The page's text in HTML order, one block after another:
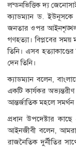
লন্ডনভিত্তিক দ্য
ক্যাডম্যান ড.
জনতার ওপর আইনশৃঙ্খলা
গণহত্যা। বিপ্লবের
তিনি। এসব
দেন তিনি।
ক্যাডম্যান বলেন,
একটি কার্যকর
আন্তর্জাতিক মহলে
প্রধান উপদেষ্টার
আইনজীবী বলেন, আমরা
রাজনৈতিক দুর্নীতির